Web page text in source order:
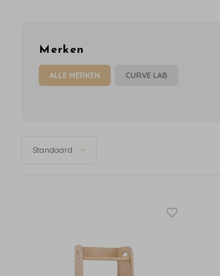
Merken
ALLE MERKEN CURVE LAB
Standaard